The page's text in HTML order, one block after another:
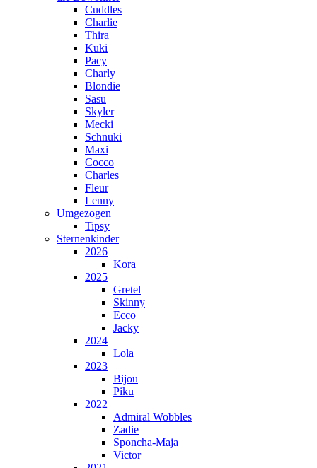
Cuddles
Charlie
Thira
Kuki
Pacy
Charly
Blondie
Sasu
Skyler
Mecki
Schnuki
Maxi
Cocco
Charles
Fleur
Lenny
Umgezogen
Tipsy
Sternenkinder
2026
Kora
2025
Gretel
Skinny
Ecco
Jacky
2024
Lola
2023
Bijou
Piku
2022
Admiral Wobbles
Zadie
Sponcha-Maja
Victor